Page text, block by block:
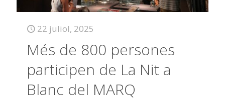
22 juliol, 2025
Més de 800 persones
participen de La Nit a
Blanc del MARQ